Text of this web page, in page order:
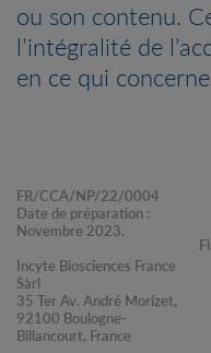
ou son contenu.
l’intégralité de
en ce qui
FR/CCA/NP/22/0004
Date de préparation :
Novembre 2023.
Incyte Biosciences France
Sàrl
35 Ter Av. André Morizet,
92100 Boulogne-
Billancourt, France